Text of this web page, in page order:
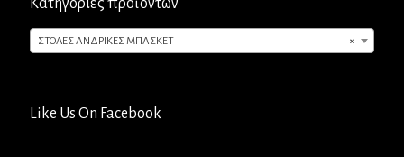
Κατηγορίες προϊόντων
×
ΣΤΟΛΕΣ ΑΝΔΡΙΚΕΣ ΜΠΑΣΚΕΤ
Like Us On Facebook